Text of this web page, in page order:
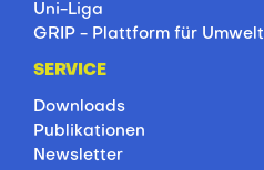
Uni-Liga
GRIP - Plattform für
SERVICE
Downloads
Publikationen
Newsletter